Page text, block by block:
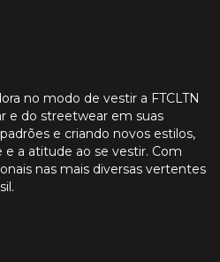
no modo de vestir a FTCLTN
e do streetwear em suas
e criando novos estilos,
a atitude ao se vestir. Com
nas mais diversas vertentes